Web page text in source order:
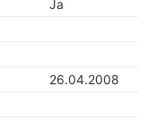
Ja
26.04.2008